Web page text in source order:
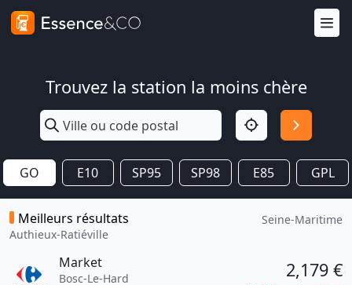
Trouvez la station la moins chère
GO E10 SP95 SP98 E85 GPL
Meilleurs résultats
Authieux-Ratiéville
Seine-Maritime
Market
Bosc-Le-Hard
2,179 €